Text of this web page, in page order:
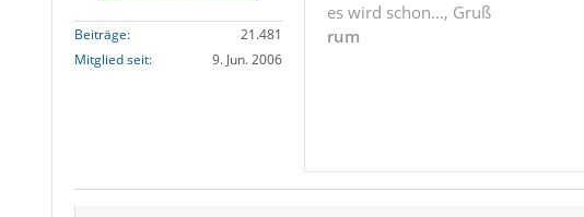
Beiträge
21.481
Mitglied seit
9. Jun. 2006
es wird schon..., Gruß
rum